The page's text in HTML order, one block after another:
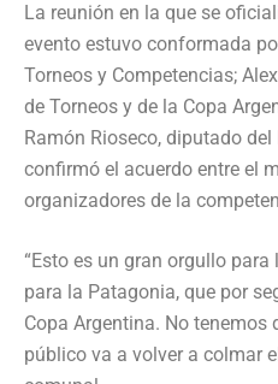
La reunión en la que se
evento estuvo conformada
Torneos y Competencias;
de Torneos y de la Copa
Ramón Rioseco, diputado
confirmó el acuerdo entre el
organizadores de la
“Esto es un gran orgullo
para la Patagonia, que por
Copa Argentina. No tenemos
público va a volver a colmar